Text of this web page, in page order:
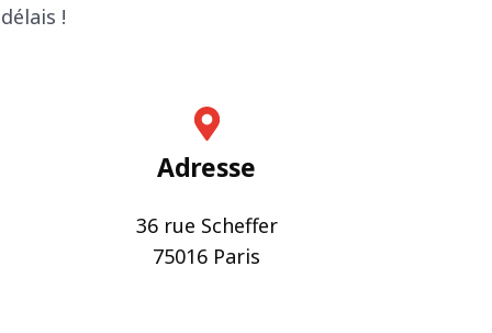
!
Adresse
36 rue Scheffer
75016 Paris